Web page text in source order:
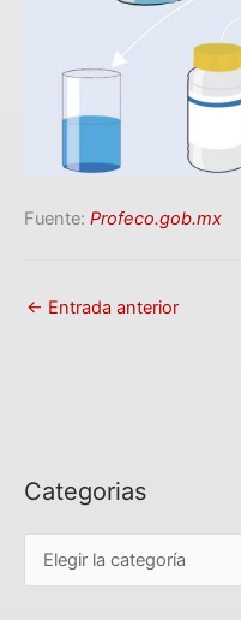
Fuente: Profeco.gob.mx
← Entrada anterior
Categorias
C